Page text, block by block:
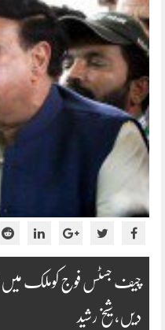
چیف جسٹس فوج کوملک میں
دیں، شیخ رشید